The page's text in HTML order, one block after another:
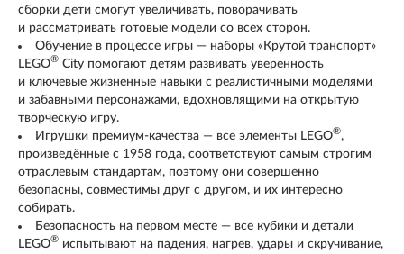
сборки дети смогут увеличивать, поворачивать
и рассматривать готовые модели со всех сторон.
Обучение в процессе игры — наборы «Крутой транспорт»
LEGO® City помогают детям развивать уверенность
и ключевые жизненные навыки с реалистичными моделями
и забавными персонажами, вдохновлящими на открытую
творческую игру.
Игрушки премиум-качества — все элементы LEGO®,
произведённые с 1958 года, соответствуют самым строгим
отраслевым стандартам, поэтому они совершенно
безопасны, совместимы друг с другом, и их интересно
собирать.
Безопасность на первом месте — все кубики и детали
LEGO® испытывают на падения, нагрев, удары и скручивание,